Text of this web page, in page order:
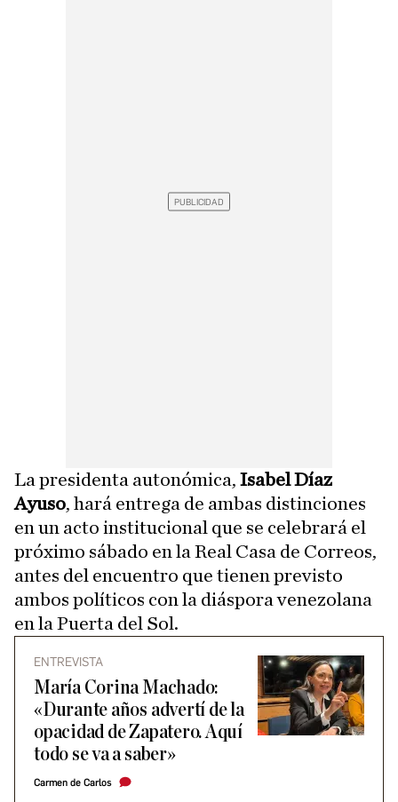
La presidenta autonómica, Isabel Díaz
Ayuso, hará entrega de ambas distinciones
en un acto institucional que se celebrará el
próximo sábado en la Real Casa de Correos,
antes del encuentro que tienen previsto
ambos políticos con la diáspora venezolana
en la Puerta del Sol.
ENTREVISTA
María Corina Machado:
«Durante años advertí de la
opacidad de Zapatero. Aquí
todo se va a saber»
Carmen de Carlos